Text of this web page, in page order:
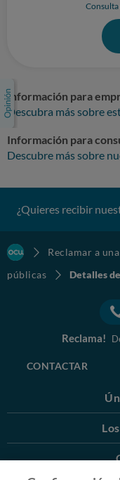
Información para
Descubra más sobre
Información para
Descubre más sobre
¿Quieres recibir
Reclamar a
públicas
Detalles
Reclama!
CONTACTAR